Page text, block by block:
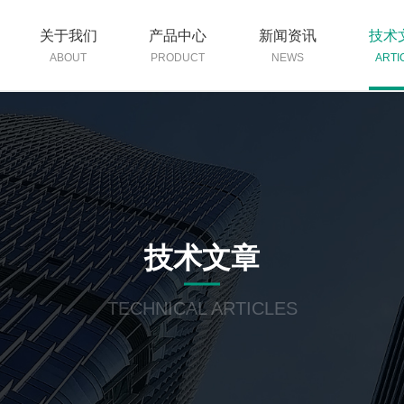
关于我们
ABOUT
产品中心
PRODUCT
新闻资讯
NEWS
技术
技术文章
TECHNICAL ARTICLES